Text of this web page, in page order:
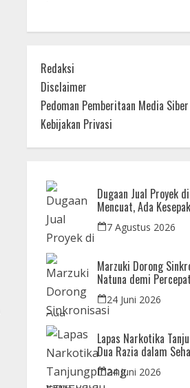
Redaksi
Disclaimer
Pedoman Pemberitaan Media Siber
Kebijakan Privasi
Dugaan Jual Proyek
Mencuat, Ada
dan Dana yang
7 Agustus 2026
Marzuki Dorong
Natuna demi
Pembangunan
24 Juni 2026
Lapas Narkotika
Dua Razia dalam
Pemeriksaan Nihil
24 Juni 2026